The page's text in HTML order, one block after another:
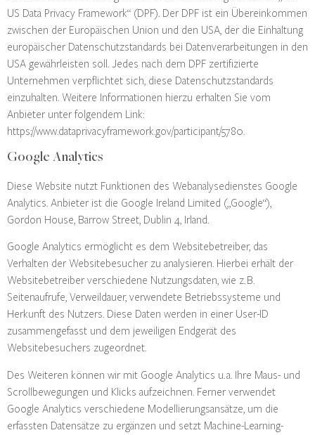
US Data Privacy Framework“ (DPF). Der DPF ist ein Übereinkommen
zwischen der Europäischen Union und den USA, der die Einhaltung
europäischer Datenschutzstandards bei Datenverarbeitungen in den
USA gewährleisten soll. Jedes nach dem DPF zertifizierte
Unternehmen verpflichtet sich, diese Datenschutzstandards
einzuhalten. Weitere Informationen hierzu erhalten Sie vom
Anbieter unter folgendem Link:
https://www.dataprivacyframework.gov/participant/5780
Google Analytics
Diese Website nutzt Funktionen des Webanalysedienstes Google
Analytics. Anbieter ist die Google Ireland Limited („Google“),
Gordon House, Barrow Street, Dublin 4, Irland.
Google Analytics ermöglicht es dem Websitebetreiber, das
Verhalten der Websitebesucher zu analysieren. Hierbei erhält der
Websitebetreiber verschiedene Nutzungsdaten, wie z. B.
Seitenaufrufe, Verweildauer, verwendete Betriebssysteme und
Herkunft des Nutzers. Diese Daten werden in einer User-ID
zusammengefasst und dem jeweiligen Endgerät des
Websitebesuchers zugeordnet.
Des Weiteren können wir mit Google Analytics u. a. Ihre Maus- und
Scrollbewegungen und Klicks aufzeichnen. Ferner verwendet
Google Analytics verschiedene Modellierungsansätze, um die
erfassten Datensätze zu ergänzen und setzt Machine-Learning-